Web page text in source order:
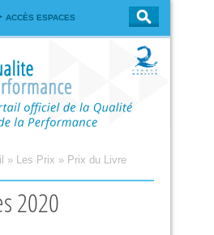
ACCÈS ESPACES
» Les Prix » Prix du Livre
2020